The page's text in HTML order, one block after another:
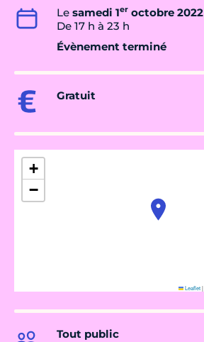
Le samedi 1er octobre 2022
De 17 h à 23 h
Évènement terminé
Gratuit
+
−
Leaflet|
Tout public